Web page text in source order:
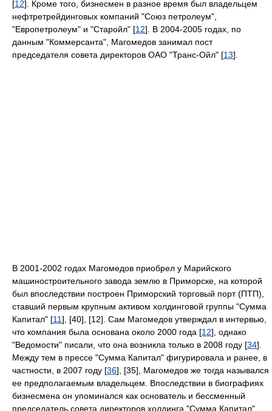
[12]. Кроме того, бизнесмен в разное время был владельцем
нефтретрейдинговых компаний "Союз петролеум",
"Европетролеум" и "Старойл" [12]. В 2004-2005 годах, по
данным "Коммерсанта", Магомедов занимал пост
председателя совета директоров ОАО "Транс-Ойл" [13].
В 2001-2002 годах Магомедов приобрел у Марийского
машиностроительного завода землю в Приморске, на которой
был впоследствии построен Приморский торговый порт (ПТП),
ставший первым крупным активом холдинговой группы "Сумма
Капитал" [11], [40], [12]. Сам Магомедов утверждал в интервью,
что компания была основана около 2000 года [12], однако
"Ведомости" писали, что она возникла только в 2008 году [34].
Между тем в прессе "Сумма Капитал" фигурировала и ранее, в
частности, в 2007 году [36], [35], Магомедов же тогда назывался
ее предполагаемым владельцем. Впоследствии в биографиях
бизнесмена он упоминался как основатель и бессменный
председатель совета директоров холдинга "Сумма Капитал"